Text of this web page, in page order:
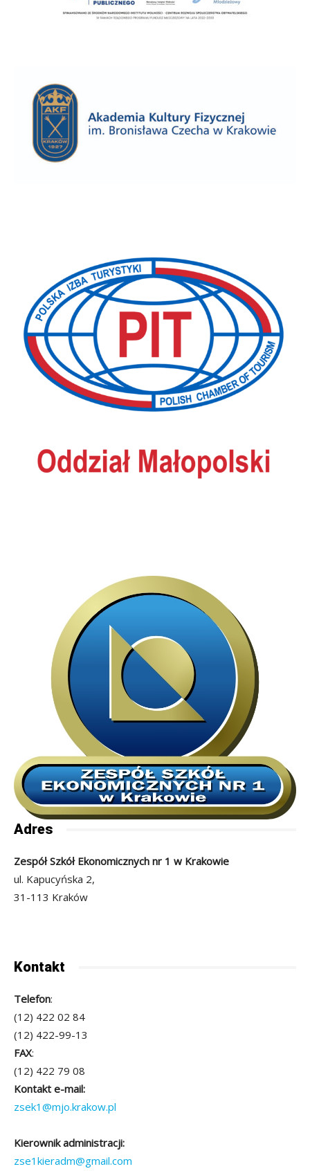
Adres
Zespół Szkół Ekonomicznych nr 1 w Krakowie
ul. Kapucyńska 2,
31-113 Kraków
Kontakt
Telefon:
(12) 422 02 84
(12) 422-99-13
FAX:
(12) 422 79 08
Kontakt e-mail:
zsek1@mjo.krakow.pl
Kierownik administracji:
zse1kieradm@gmail.com